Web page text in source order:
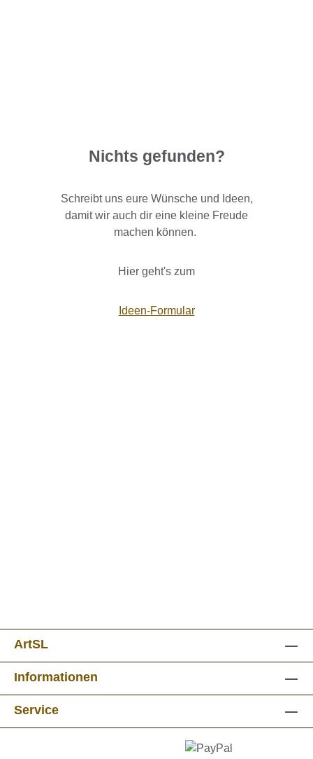
Nichts gefunden?
Schreibt uns eure Wünsche und Ideen,
damit wir auch dir eine kleine Freude
machen können.
Hier geht's zum
Ideen-Formular
ArtSL
Informationen
Service